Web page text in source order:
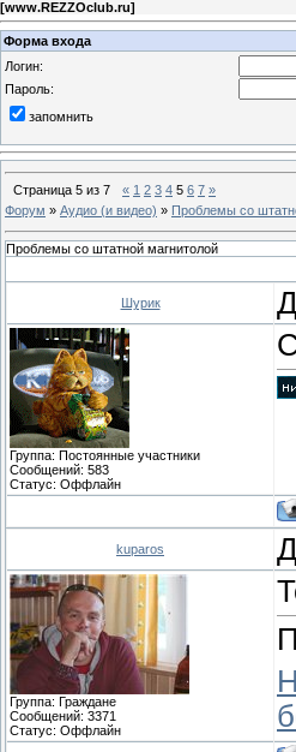
[www.REZZOclub.ru]
Форма входа
Логин:
Пароль:
запомнить
Страница 5 из 7 « 1 2 3 4 5 6 7 »
Форум » Аудио (и видео) » Проблемы со
Проблемы со штатной магнитолой
Шурик
Группа: Постоянные участники
Сообщений: 583
Статус: Оффлайн
kuparos
Группа: Граждане
Сообщений: 3371
Статус: Оффлайн